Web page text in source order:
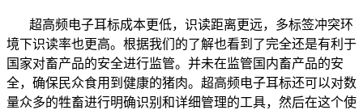
超高频电子耳标成本更低，识读距离更远，多标签冲突环
境下识读率也更高。根据我们的了解也看到了完全还是有利于
国家对畜产品的安全进行监管。并未在监管国内畜产品的安
全，确保民众食用到健康的猪肉。超高频电子耳标还可以对数
量众多的牲畜进行明确识别和详细管理的工具，然后在这个使